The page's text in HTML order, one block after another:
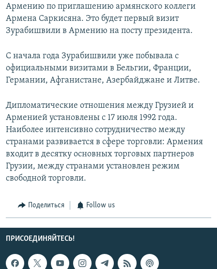
Армению по приглашению армянского коллеги
Армена Саркисяна. Это будет первый визит
Зурабишвили в Армению на посту президента.
С начала года Зурабишвили уже побывала с
официальными визитами в Бельгии, Франции,
Германии, Афганистане, Азербайджане и Литве.
Дипломатические отношения между Грузией и
Арменией установлены с 17 июля 1992 года.
Наиболее интенсивно сотрудничество между
странами развивается в сфере торговли: Армения
входит в десятку основных торговых партнеров
Грузии, между странами установлен режим
свободной торговли.
Поделиться Follow us
ПРИСОЕДИНЯЙТЕСЬ!